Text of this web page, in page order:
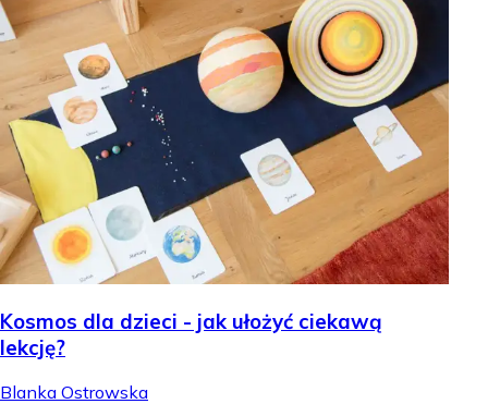
Kosmos dla dzieci - jak ułożyć ciekawą
lekcję?
Blanka Ostrowska